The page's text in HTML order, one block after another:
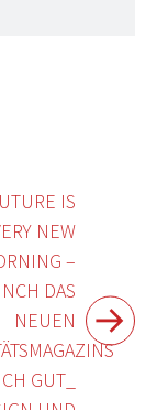
IS
NEW
–
DAS
NEUEN
GUT_